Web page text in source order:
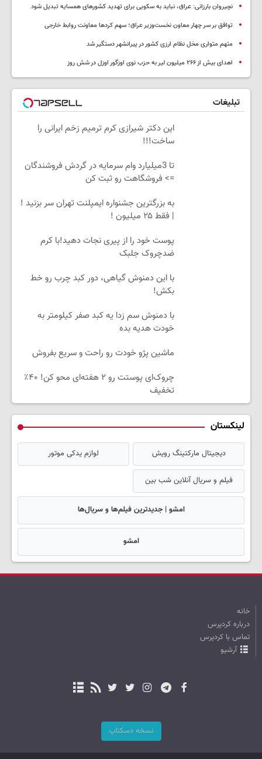
نچیروان بارزانی: عراق، نباید به سکویی برای تهدید کشورهای همسایه تبدیل شود
توافق بر سر چهار معاون نخست‌وزیر عراق؛ سهم کردها معاونت روابط خارجی
متهم متواری مخل نظام ارزی کشور در پیرانشهر دستگیر شد
اهدای بیش از ۲۶۶ میلیون لیر به حزب نوی اوزگور اوزل در شش روز
تبلیغات
این دکتر شیرازی کرم ترمیم زخم ایرانی را
ساخت!!!
تا 3میلیارد وام سرمایه در گردش فروشندگان
=> فروشگاهت رو ثبت کن
به بزرگترین جشنواره ایمپلنت تهران سر بزنید !
| فقط ۲۵ میلیون !
پوست خود را از پیری نجات دهید!با کرم
ضدچروک جلبک
با این دمنوش گیاهی، دور کبد چرب رو خط
بکش!
با دمنوش سم زدا یه کبد صفر کیلومتر به
خودت هدیه بده
ماشین پژو خودت رو راحت و سریع بفروش
چروک‌ای پوستت رو ۲ هفته‌ای محو کن! ۴۰٪
تخفیف
لینکستان
دیجیتال مارکتینگ رویش لوازم یدکی موتور
فیلم و سریال آنلاین شب بین
امشو | جدیدترین فیلم‌ها و سریال‌ها
امشو
خانه
درباره کردپرس
تماس با کردپرس
آرشیو
نسخه دسکتاپ